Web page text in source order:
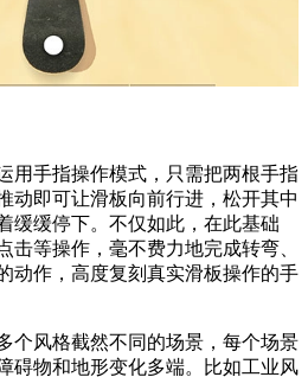
用手指操作模式，只需把两根手指
动即可让滑板向前行进，松开其中
缓缓停下。不仅如此，在此基础
击等操作，毫不费力地完成转弯、
动作，高度复刻真实滑板操作的手
个风格截然不同的场景，每个场景
碍物和地形变化多端。比如工业风